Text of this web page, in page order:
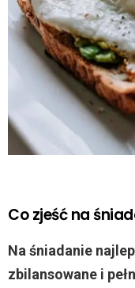
Co zjeść na
Na śniadanie
zbilansowane i